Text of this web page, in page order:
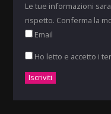
Le tue informazioni
rispetto. Conferma la
Email
Ho letto e accetto i